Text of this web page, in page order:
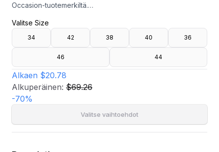
Occasion-tuotemerkiltä.
- Joustamaton hame sifongista.
- Vetoketju selässä.
- Kokonaispituus koossa 36: 114 cm.
Valitse Size
34 42 38 40 36
46 44
Alkaen $20.78
Alkuperäinen: $69.26
-70%
Valitse vaihtoehdot